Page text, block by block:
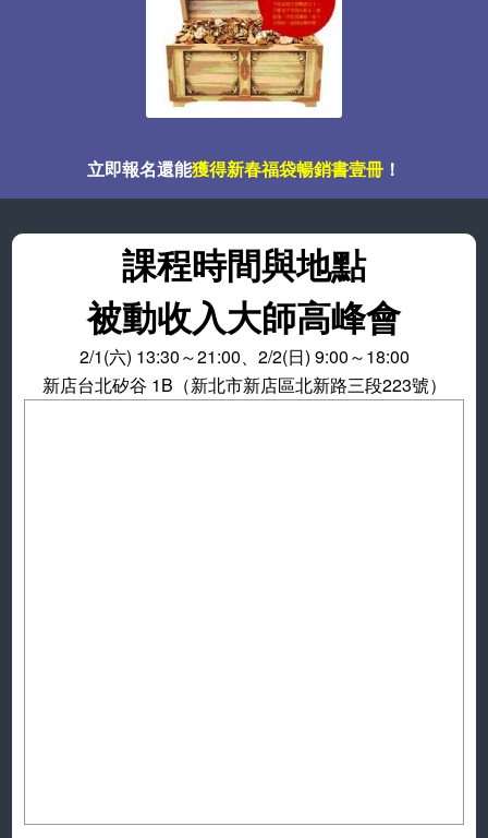
立即報名還能獲得新春福袋暢銷書壹冊 ！
課程時間與地點
被動收入大師高峰會
2/1(六) 13:30～21:00、2/2(日) 9:00～18:00
新店台北矽谷 1B（新北市新店區北新路三段223號）